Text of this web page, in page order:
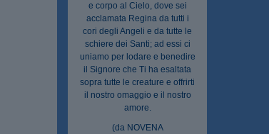
e corpo al Cielo, dove sei
acclamata Regina da tutti i
cori degli Angeli e da tutte le
schiere dei Santi; ad essi ci
uniamo per lodare e benedire
il Signore che Ti ha esaltata
sopra tutte le creature e offrirti
il nostro omaggio e il nostro
amore.
(da NOVENA